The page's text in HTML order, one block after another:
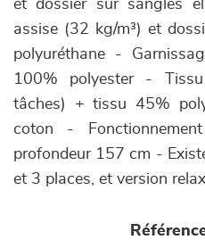
et dossier sur sangles
assise (32 kg/m³) et
polyuréthane -
100% polyester -
tâches) + tissu 45%
coton -
profondeur 157 cm -
et 3 places, et version